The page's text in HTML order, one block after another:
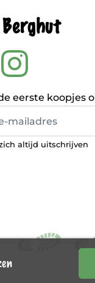
Berghut
eerste koopjes
altijd uitschrijven